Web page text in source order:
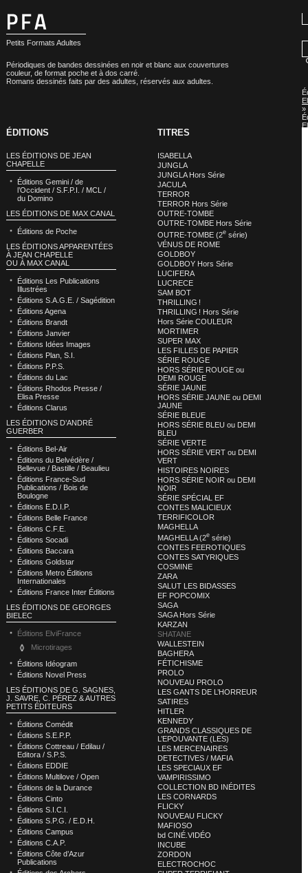
Petits Formats Adultes
Périodiques de bandes dessinées en noir et blanc aux couvertures
couleur, de format poche et à dos carré.
Romans dessinés faits par des adultes, réservés aux adultes.
»
ÉDITIONS
LES ÉDITIONS DE JEAN
CHAPELLE
Éditions Gemini / de
l’Occident / S.F.P.I. / MCL /
du Domino
LES ÉDITIONS DE MAX CANAL
Éditions de Poche
LES ÉDITIONS APPARENTÉES
À JEAN CHAPELLE
OU À MAX CANAL
Éditions Les Publications
Illustrées
Éditions S.A.G.E. / Sagédition
Éditions Agena
Éditions Brandt
Éditions Janvier
Éditions Idées Images
Éditions Plan, S.I.
Éditions P.P.S.
Éditions du Lac
Éditions Rhodos Presse /
Elisa Presse
Éditions Clarus
LES ÉDITIONS D’ANDRÉ
GUERBER
Éditions Bel-Air
Éditions du Belvédère /
Bellevue / Bastille / Beaulieu
Éditions France-Sud
Publications / Bois de
Boulogne
Éditions E.D.I.P.
Éditions Belle France
Éditions C.F.E.
Éditions Socadi
Éditions Baccara
Éditions Goldstar
Éditions Metro Éditions
Internationales
Éditions France Inter Éditions
LES ÉDITIONS DE GEORGES
BIELEC
Éditions ElviFrance
Microtirages
Éditions Idéogram
Éditions Novel Press
LES ÉDITIONS DE G. SAGNES,
J. SAVRE, C. PÉREZ & AUTRES
PETITS ÉDITEURS
Éditions Comédit
Éditions S.E.P.P.
Éditions Cottreau / Edilau /
Editora / S.P.S.
Éditions EDDIE
Éditions Multilove / Open
Éditions de la Durance
Éditions Cinto
Éditions S.I.C.I.
Éditions S.P.G. / E.D.H.
Éditions Campus
Éditions C.A.P.
Éditions Côte d’Azur
Publications
TITRES
ISABELLA
JUNGLA
JUNGLA Hors Série
JACULA
TERROR
TERROR Hors Série
OUTRE-TOMBE
OUTRE-TOMBE Hors Série
OUTRE-TOMBE (2esérie)
VÉNUS DE ROME
GOLDBOY
GOLDBOY Hors Série
LUCIFERA
LUCRECE
SAM BOT
THRILLING !
THRILLING ! Hors Série
Hors Série COULEUR
MORTIMER
SUPER MAX
LES FILLES DE PAPIER
SÉRIE ROUGE
HORS SÉRIE ROUGE ou
DEMI ROUGE
SÉRIE JAUNE
HORS SÉRIE JAUNE ou DEMI
JAUNE
SÉRIE BLEUE
HORS SÉRIE BLEU ou DEMI
BLEU
SÉRIE VERTE
HORS SÉRIE VERT ou DEMI
VERT
HISTOIRES NOIRES
HORS SÉRIE NOIR ou DEMI
NOIR
SÉRIE SPÉCIAL EF
CONTES MALICIEUX
TERRIFICOLOR
MAGHELLA
MAGHELLA (2esérie)
CONTES FEEROTIQUES
CONTES SATYRIQUES
COSMINE
ZARA
SALUT LES BIDASSES
EF POPCOMIX
SAGA
SAGA Hors Série
KARZAN
SHATANE
WALLESTEIN
BAGHERA
FÉTICHISME
PROLO
NOUVEAU PROLO
LES GANTS DE L’HORREUR
SATIRES
HITLER
KENNEDY
GRANDS CLASSIQUES DE
L’EPOUVANTE (LES)
LES MERCENAIRES
DETECTIVES / MAFIA
LES SPECIAUX EF
VAMPIRISSIMO
COLLECTION BD INÉDITES
LES CORNARDS
FLICKY
NOUVEAU FLICKY
MAFIOSO
bd CINÉ.VIDÉO
INCUBE
ZORDON
ELECTROCHOC